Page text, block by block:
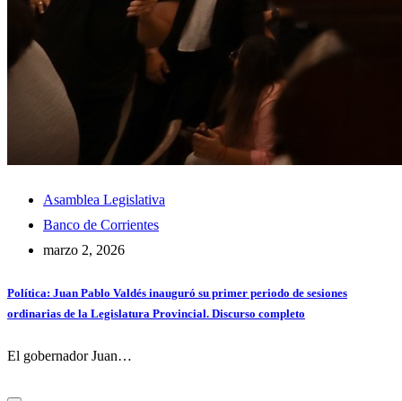
Asamblea Legislativa
Banco de Corrientes
marzo 2, 2026
Política: Juan Pablo Valdés inauguró su primer periodo de sesiones
ordinarias de la Legislatura Provincial. Discurso completo
El gobernador Juan…